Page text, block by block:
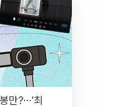
만?⋯'최